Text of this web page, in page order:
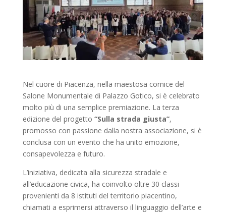
Nel cuore di Piacenza, nella maestosa cornice del
Salone Monumentale di Palazzo Gotico, si è celebrato
molto più di una semplice premiazione. La terza
edizione del progetto “Sulla strada giusta”,
promosso con passione dalla nostra associazione, si è
conclusa con un evento che ha unito emozione,
consapevolezza e futuro.
L’iniziativa, dedicata alla sicurezza stradale e
all’educazione civica, ha coinvolto oltre 30 classi
provenienti da 8 istituti del territorio piacentino,
chiamati a esprimersi attraverso il linguaggio dell’arte e